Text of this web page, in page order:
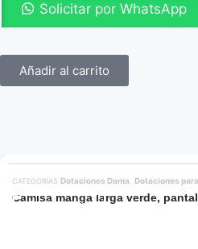
Solicitar por WhatsApp
Añadir al carrito
Añadir al carrito
CATEGORÍAS Dotaciones Dama Dotaciones
Camisa manga larga verde,